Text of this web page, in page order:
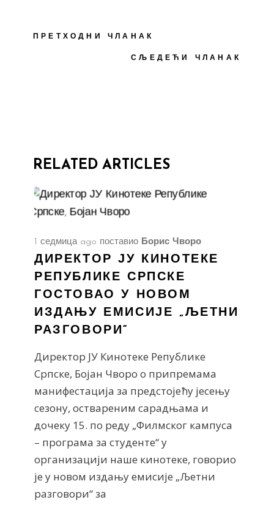
ПРЕТХОДНИ ЧЛАНАК
СЉЕДЕЋИ ЧЛАНАК
RELATED ARTICLES
1 седмица ago поставио Борис Чворо
ДИРЕКТОР ЈУ КИНОТЕКЕ
РЕПУБЛИКЕ СРПСКЕ
ГОСТОВАО У НОВОМ
ИЗДАЊУ ЕМИСИЈЕ „ЉЕТНИ
РАЗГОВОРИ“
Директор ЈУ Кинотеке Републике
Српске, Бојан Чворо о припремама
манифестација за предстојећу јесењу
сезону, оствареним сарадњама и
дочеку 15. по реду „Филмског кампуса
– програма за студенте“ у
организацији наше кинотеке, говорио
је у новом издању емисије „Љетни
разговори“ за